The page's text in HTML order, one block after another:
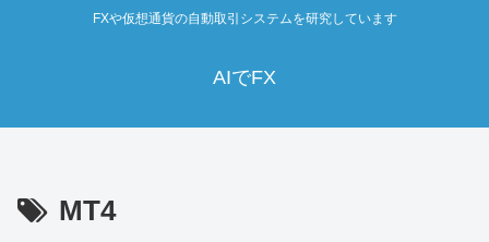
FXや仮想通貨の自動取引システムを研究しています
AIでFX
MT4